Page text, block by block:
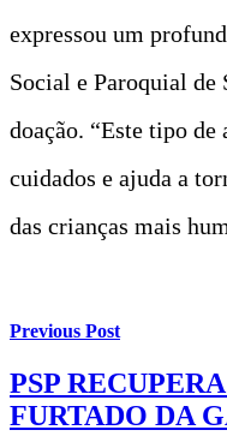
expressou um
Social e Paroquial de
doação. “Este tipo
cuidados e ajuda a
das crianças mais
Previous Post
PSP
FURTADO DA